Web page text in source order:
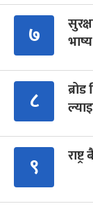
७
८
९